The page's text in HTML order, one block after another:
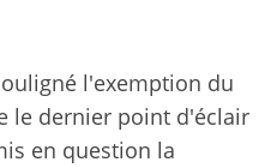
l'exemption du
le dernier point d'éclair
en question la